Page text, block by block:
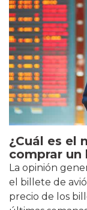
¿Cuál es el
comprar un
La opinión
el billete de
precio de los